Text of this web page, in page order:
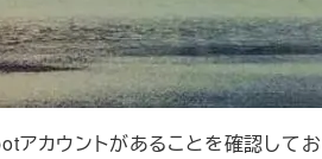
アカウントがあることを確認してお